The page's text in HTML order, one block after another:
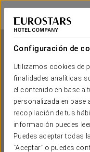
Configuración de
Utilizamos cookies de
finalidades analíticas
el contenido en base a
personalizada en base
recopilación de tus
información puedes
Puedes aceptar todas
“Aceptar” o puedes
Eurostars Gran Madrid
MADRID - ALCOBENDAS